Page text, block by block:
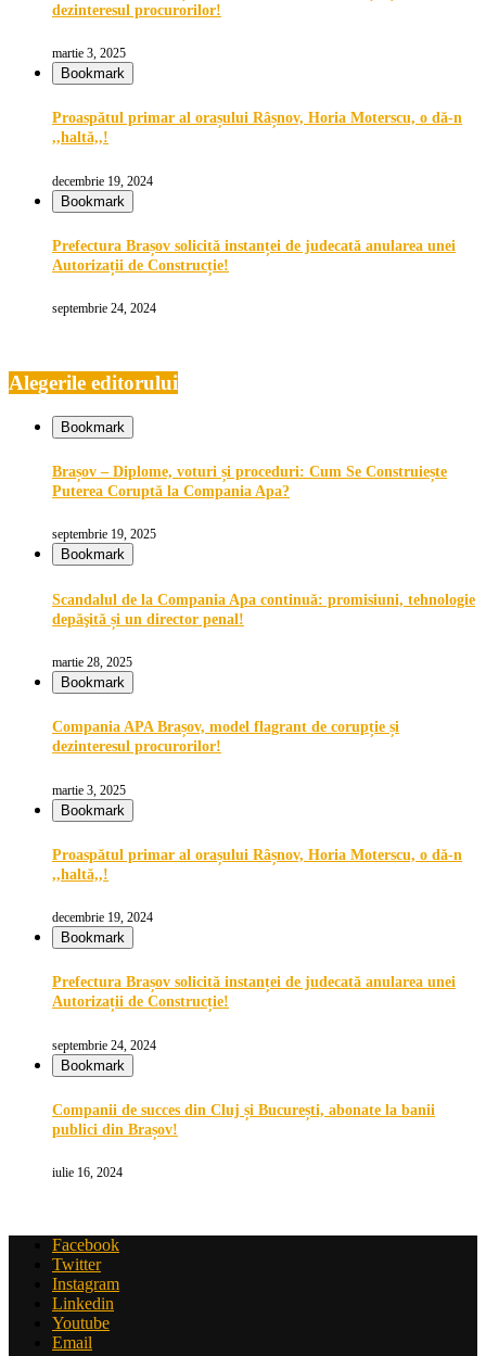
dezinteresul procurorilor!
martie 3, 2025
Bookmark
Proaspătul primar al orașului Râșnov, Horia Moterscu, o dă-n
,,haltă,,!
decembrie 19, 2024
Bookmark
Prefectura Brașov solicită instanței de judecată anularea unei
Autorizații de Construcție!
septembrie 24, 2024
Alegerile editorului
Bookmark
Brașov – Diplome, voturi și proceduri: Cum Se Construiește
Puterea Coruptă la Compania Apa?
septembrie 19, 2025
Bookmark
Scandalul de la Compania Apa continuă: promisiuni, tehnologie
depăşită și un director penal!
martie 28, 2025
Bookmark
Compania APA Brașov, model flagrant de corupție și
dezinteresul procurorilor!
martie 3, 2025
Bookmark
Proaspătul primar al orașului Râșnov, Horia Moterscu, o dă-n
,,haltă,,!
decembrie 19, 2024
Bookmark
Prefectura Brașov solicită instanței de judecată anularea unei
Autorizații de Construcție!
septembrie 24, 2024
Bookmark
Companii de succes din Cluj și București, abonate la banii
publici din Brașov!
iulie 16, 2024
Facebook
Twitter
Instagram
Linkedin
Youtube
Email